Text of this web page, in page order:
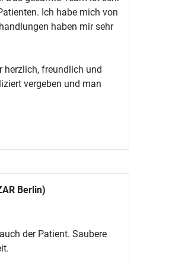
Ich habe mich von
haben mir sehr
herzlich, freundlich und
vergeben und man
Berlin)
der Patient. Saubere